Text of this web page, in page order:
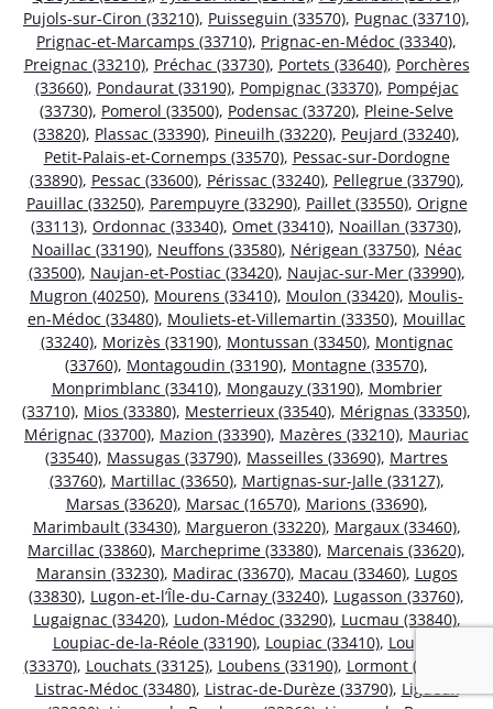
Pujols-sur-Ciron (33210), Puisseguin (33570), Pugnac (33710),
Prignac-et-Marcamps (33710), Prignac-en-Médoc (33340),
Preignac (33210), Préchac (33730), Portets (33640), Porchères
(33660), Pondaurat (33190), Pompignac (33370), Pompéjac
(33730), Pomerol (33500), Podensac (33720), Pleine-Selve
(33820), Plassac (33390), Pineuilh (33220), Peujard (33240),
Petit-Palais-et-Cornemps (33570), Pessac-sur-Dordogne
(33890), Pessac (33600), Périssac (33240), Pellegrue (33790),
Pauillac (33250), Parempuyre (33290), Paillet (33550), Origne
(33113), Ordonnac (33340), Omet (33410), Noaillan (33730),
Noaillac (33190), Neuffons (33580), Nérigean (33750), Néac
(33500), Naujan-et-Postiac (33420), Naujac-sur-Mer (33990),
Mugron (40250), Mourens (33410), Moulon (33420), Moulis-
en-Médoc (33480), Mouliets-et-Villemartin (33350), Mouillac
(33240), Morizès (33190), Montussan (33450), Montignac
(33760), Montagoudin (33190), Montagne (33570),
Monprimblanc (33410), Mongauzy (33190), Mombrier
(33710), Mios (33380), Mesterrieux (33540), Mérignas (33350),
Mérignac (33700), Mazion (33390), Mazères (33210), Mauriac
(33540), Massugas (33790), Masseilles (33690), Martres
(33760), Martillac (33650), Martignas-sur-Jalle (33127),
Marsas (33620), Marsac (16570), Marions (33690),
Marimbault (33430), Margueron (33220), Margaux (33460),
Marcillac (33860), Marcheprime (33380), Marcenais (33620),
Maransin (33230), Madirac (33670), Macau (33460), Lugos
(33830), Lugon-et-l’Île-du-Carnay (33240), Lugasson (33760),
Lugaignac (33420), Ludon-Médoc (33290), Lucmau (33840),
Loupiac-de-la-Réole (33190), Loupiac (33410), Loupes
(33370), Louchats (33125), Loubens (33190), Lormont (33310)
Listrac-Médoc (33480), Listrac-de-Durèze (33790), Ligueux